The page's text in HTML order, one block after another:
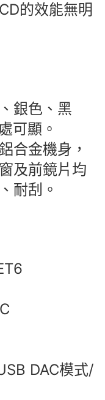
的效能無明
銀色、黑
可顯。
合金機身，
及前鏡片均
耐刮。
DAC模式/